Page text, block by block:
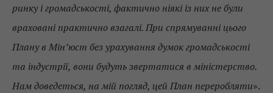
ринку і громадськості, фактично ніякі із них не були
враховані практично взагалі. При спрямуванні цього
Плану в Мін’юст без урахування думок громадськості
та індустрії, вони будуть звертатися в міністерство.
Нам доведеться, на мій погляд, цей План переробляти».